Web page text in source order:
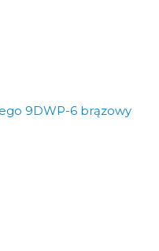
9DWP-6 brązowy